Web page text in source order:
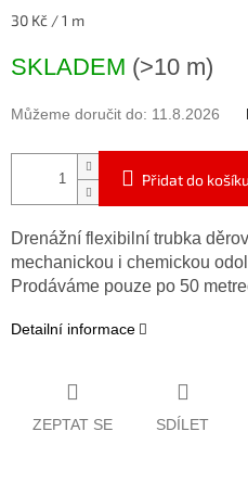
Měrná
30 Kč / 1 m
SKLADEM (>10 m)
Můžeme doručit do: 11.8.2026
Přidat do košíku
Drenážní flexibilní trubka
mechanickou i chemickou
Prodáváme pouze po 50
Detailní informace
ZEPTAT SE SDÍLET